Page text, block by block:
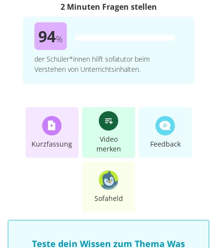
2 Minuten Fragen stellen
94%
der Schüler*innen hilft sofatutor beim
Verstehen von Unterrichtsinhalten.
Kurzfassung
Video
merken
Feedback
Sofaheld
Teste dein Wissen zum Thema Was